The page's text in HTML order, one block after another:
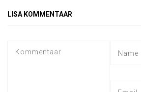
LISA KOMMENTAAR